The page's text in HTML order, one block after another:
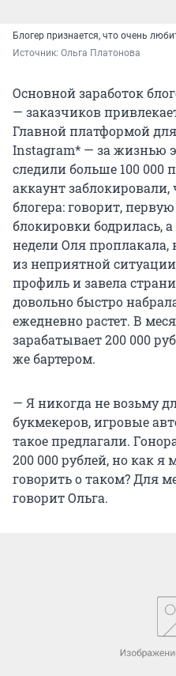
Блогер признается, что очень
Источник: Ольга Платонова
Основной заработок
— заказчиков
Главной платформой
Instagram* — за жизнью
следили больше 100 000
аккаунт заблокировали,
блогера: говорит,
блокировки бодрилась,
недели Оля
из неприятной
профиль и завела
довольно быстро
ежедневно растет. В
зарабатывает 200 000
же бартером.
— Я никогда не возьму
букмекеров, игровые
такое предлагали.
200 000 рублей, но как
говорить о таком? Для
говорит Ольга.